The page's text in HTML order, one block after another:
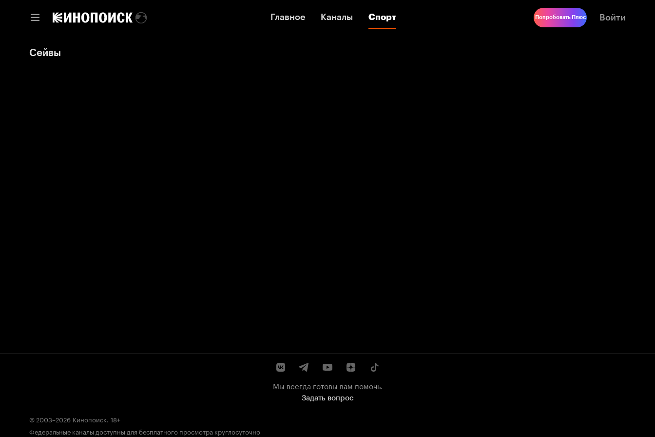
Главное Каналы Спорт
Главное Каналы Спорт Попробовать Плюс Войти
Сейвы
Мы всегда готовы вам помочь.
Задать вопрос
© 2003–2026 Кинопоиск. 18+
Федеральные каналы доступны для бесплатного просмотра круглосуточно